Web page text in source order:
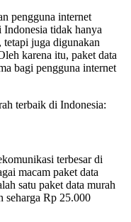
pengguna internet
Indonesia tidak hanya
juga digunakan
karena itu, paket data
bagi pengguna internet
terbaik di Indonesia:
terbesar di
macam paket data
satu paket data murah
seharga Rp 25.000